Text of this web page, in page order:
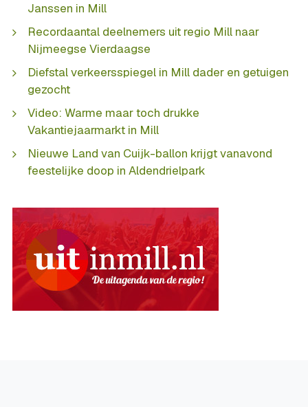
Janssen in Mill
Recordaantal deelnemers uit regio Mill naar
Nijmeegse Vierdaagse
Diefstal verkeersspiegel in Mill dader en getuigen
gezocht
Video: Warme maar toch drukke
Vakantiejaarmarkt in Mill
Nieuwe Land van Cuijk-ballon krijgt vanavond
feestelijke doop in Aldendrielpark